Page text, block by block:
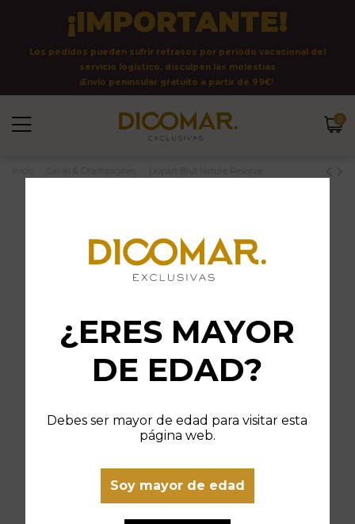
¿ERES MAYOR
DE EDAD?
Debes ser mayor de edad para visitar esta
página web.
Soy mayor de edad
¡IMPORTANTE!
Los pedidos pueden sufrir retrasos por período vacacional del
servicio logístico, disculpen las molestias
¡Envío peninsular gratuito a partir de 99€!
0